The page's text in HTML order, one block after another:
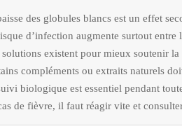
des globules blancs est un effet
d’infection augmente surtout entre
solutions existent pour mieux soutenir la
compléments ou extraits naturels
biologique est essentiel pendant
de fièvre, il faut réagir vite et